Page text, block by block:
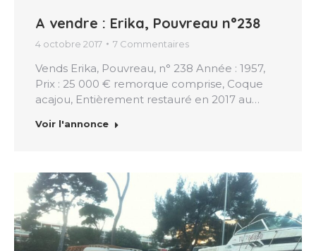
A vendre : Erika, Pouvreau n°238
4 octobre 2017 7 Commentaires
Vends Erika, Pouvreau, n° 238 Année : 1957,
Prix : 25 000 € remorque comprise, Coque
acajou, Entièrement restauré en 2017 au…
Voir l'annonce